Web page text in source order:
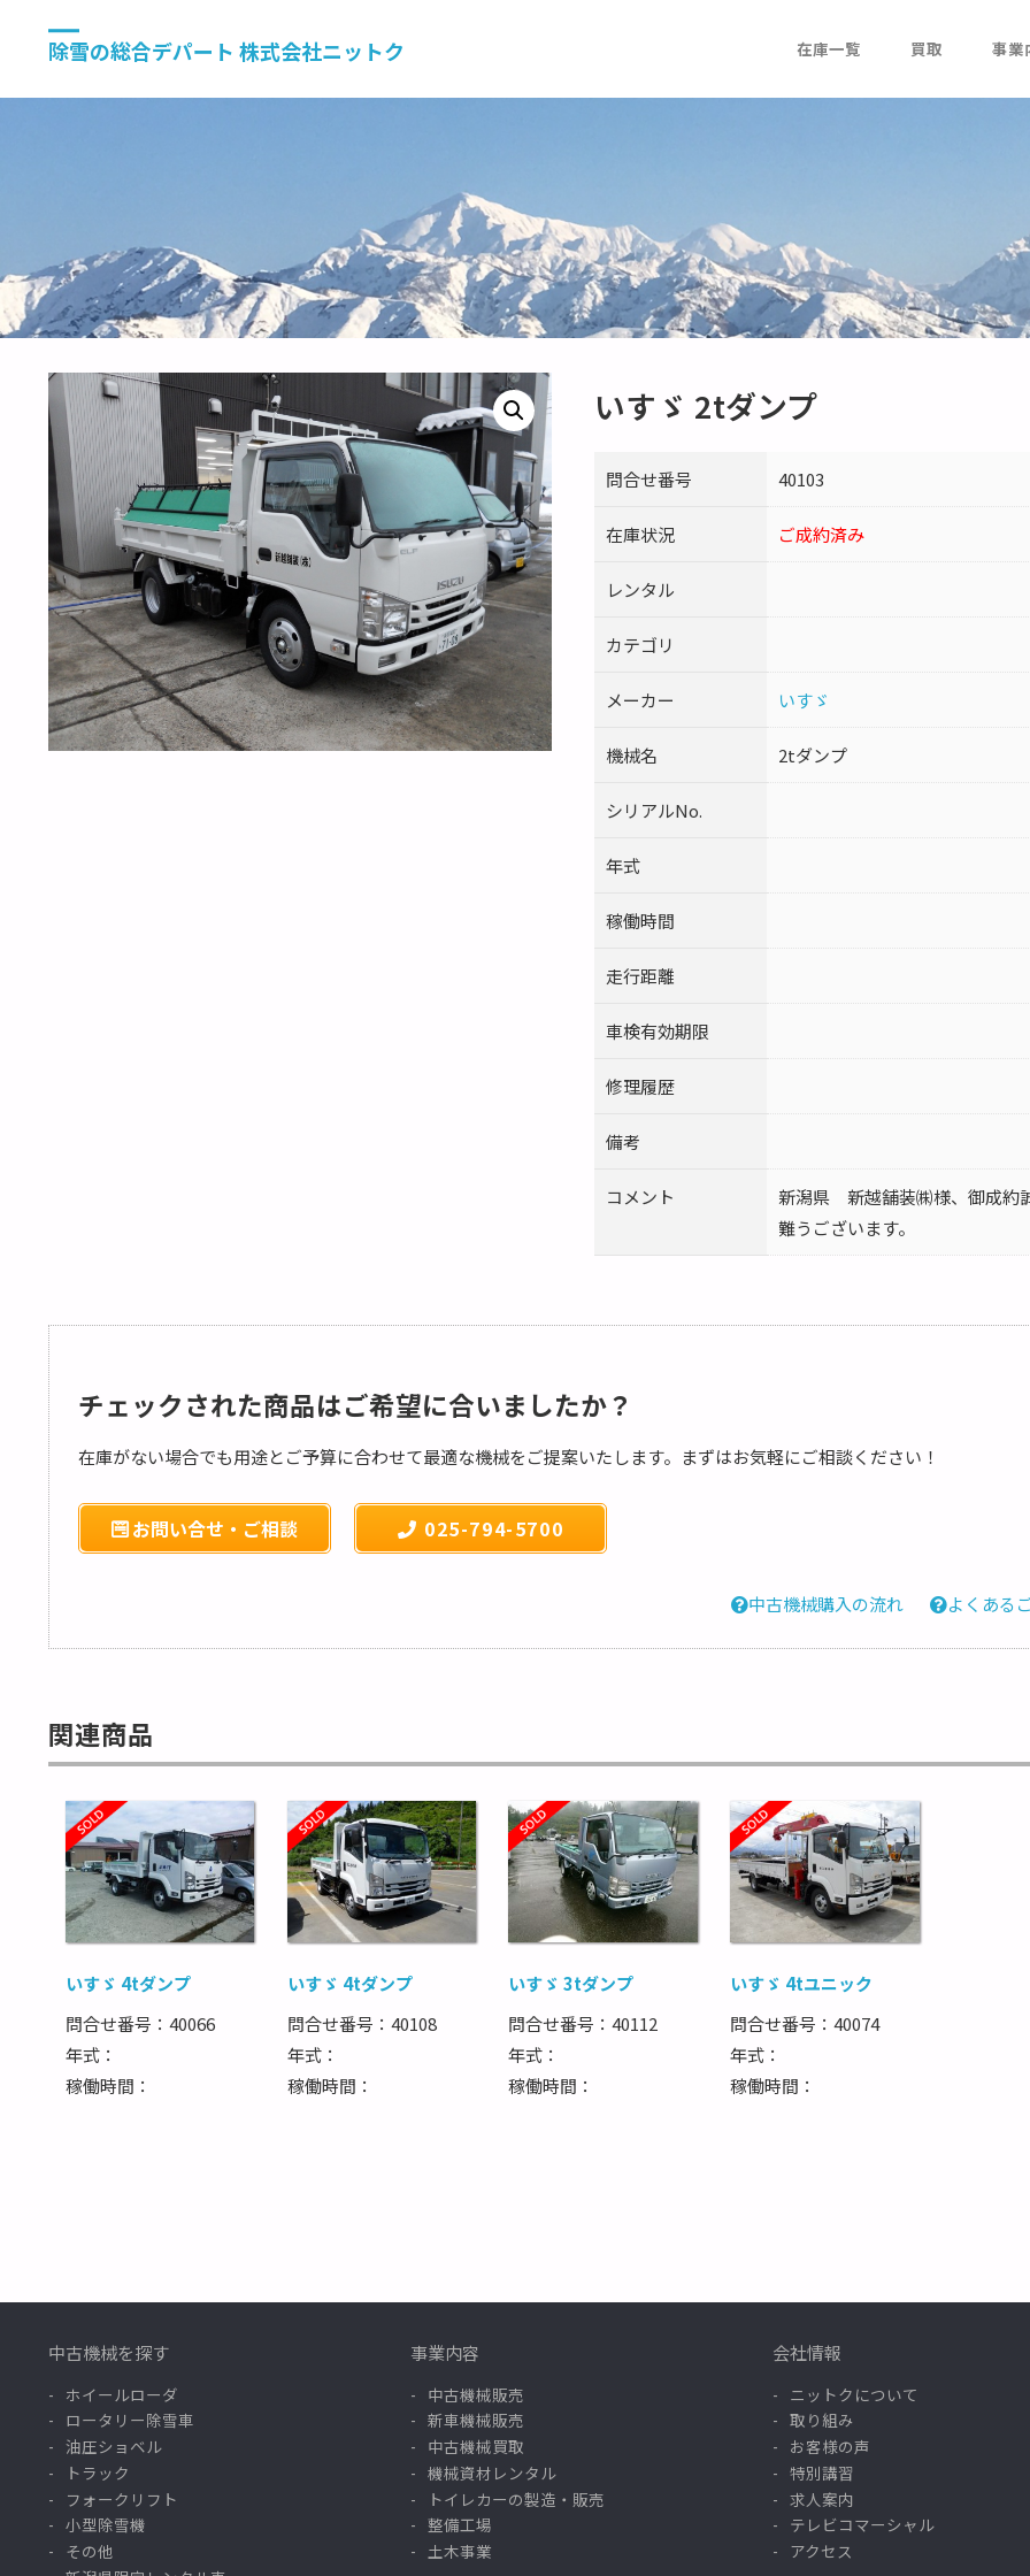
除雪の総合デパート 株式会社ニットク 在庫一覧 買取 事業
いすゞ 2tダンプ
問合せ番号 40103
在庫状況 ご成約済み
レンタル
カテゴリ
メーカー いすゞ
機械名 2tダンプ
シリアルNo.
年式
稼働時間
走行距離
車検有効期限
修理履歴
備考
コメント
新潟県 新越舗装㈱様、御成約
難うございます。
チェックされた商品はご希望に合いましたか？
在庫がない場合でも用途とご予算に合わせて最適な機械をご提案いたします。まずはお気軽にご相談ください！
お問い合せ・ご相談 025-794-5700
中古機械購入の流れ よくある
関連商品
いすゞ 4tダンプ
問合せ番号：40066
年式：
稼働時間：
いすゞ 4tダンプ
問合せ番号：40108
年式：
稼働時間：
いすゞ 3tダンプ
問合せ番号：40112
年式：
稼働時間：
いすゞ 4tユニック
問合せ番号：40074
年式：
稼働時間：
中古機械を探す
ホイールローダ
ロータリー除雪車
油圧ショベル
トラック
フォークリフト
小型除雪機
その他
事業内容
中古機械販売
新車機械販売
中古機械買取
機械資材レンタル
トイレカーの製造・販売
整備工場
土木事業
会社情報
ニットクについて
取り組み
お客様の声
特別講習
求人案内
テレビコマーシャル
アクセス